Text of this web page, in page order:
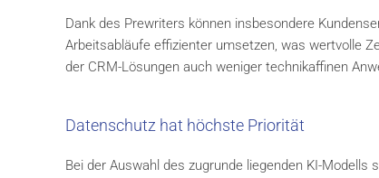
Dank des Prewriters können insbesondere
Arbeitsabläufe effizienter umsetzen, was wertvolle
der CRM-Lösungen auch weniger technikaffinen
Datenschutz hat höchste Priorität
Bei der Auswahl des zugrunde liegenden KI-